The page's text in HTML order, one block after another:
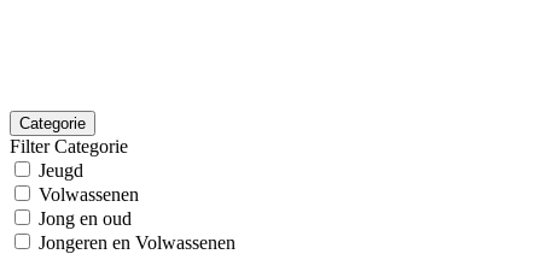
Categorie
Filter Categorie
Jeugd
Volwassenen
Jong en oud
Jongeren en Volwassenen